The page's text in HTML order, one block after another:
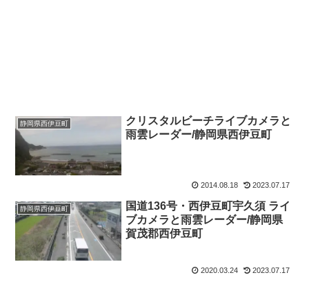
静岡県西伊豆町
クリスタルビーチライブカメラと
雨雲レーダー/静岡県西伊豆町
2014.08.18 2023.07.17
静岡県西伊豆町
国道136号・西伊豆町宇久須 ライ
ブカメラと雨雲レーダー/静岡県
賀茂郡西伊豆町
2020.03.24 2023.07.17